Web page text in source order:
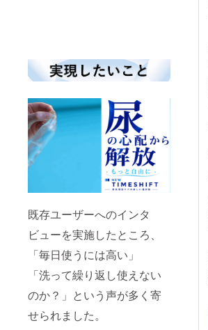
既存ユーザーへのインタ
ビューを実施したところ、
「毎日使うには高い」
「洗って繰り返し使えない
のか？」という声が多く寄
せられました。